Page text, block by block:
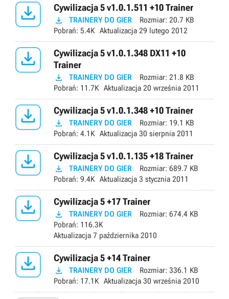
 Cywilizacja 5 v1.0.1.511 +10 Trainer
 TRAINERY DO GIER Rozmiar: 20.7 KB
Pobrań: 5.4K Aktualizacja 29 lutego 2012

Cywilizacja 5 v1.0.1.348 DX11 +10
Trainer
 TRAINERY DO GIER Rozmiar: 21.8 KB
Pobrań: 11.7K Aktualizacja 20 września 2011
 Cywilizacja 5 v1.0.1.348 +10 Trainer
 TRAINERY DO GIER Rozmiar: 19.1 KB
Pobrań: 4.1K Aktualizacja 30 sierpnia 2011
 Cywilizacja 5 v1.0.1.135 +18 Trainer
 TRAINERY DO GIER Rozmiar: 689.7 KB
Pobrań: 9.4K Aktualizacja 3 stycznia 2011
 Cywilizacja 5 +17 Trainer
 TRAINERY DO GIER Rozmiar: 674.4 KB
Pobrań: 116.3K
Aktualizacja 7 października 2010
 Cywilizacja 5 +14 Trainer
 TRAINERY DO GIER Rozmiar: 336.1 KB
Pobrań: 17.1K Aktualizacja 30 września 2010